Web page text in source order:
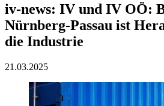
iv-news: IV und IV OÖ:
Nürnberg-Passau ist
die Industrie
21.03.2025